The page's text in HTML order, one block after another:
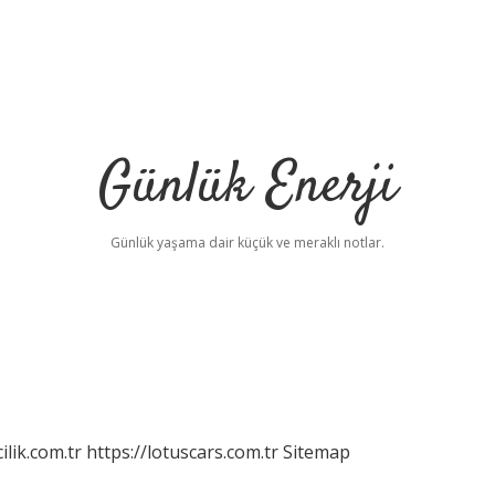
Günlük Enerji
Günlük yaşama dair küçük ve meraklı notlar.
https://lotuscars.com.trSitemap